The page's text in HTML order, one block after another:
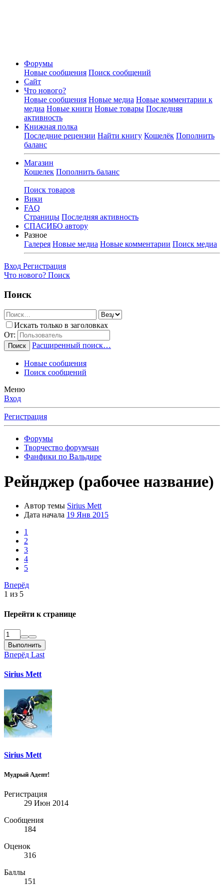
Форумы
Новые сообщения Поиск сообщений
Сайт
Что нового?
Новые сообщения Новые медиа Новые комментарии к
медиа Новые книги Новые товары Последняя
активность
Книжная полка
Последние рецензии Найти книгу Кошелёк Пополнить
баланс
Магазин
Кошелек Пополнить баланс
Поиск товаров
Вики
FAQ
Страницы Последняя активность
СПАСИБО автору
Разное
Галерея Новые медиа Новые комментарии Поиск медиа
Вход Регистрация
Что нового? Поиск
Поиск
Искать только в заголовках
От:
Поиск Расширенный поиск…
Новые сообщения
Поиск сообщений
Меню
Вход
Регистрация
Форумы
Творчество форумчан
Фанфики по Вальдире
Рейнджер (рабочее название)
Автор темы Sirius Mett
Дата начала 19 Янв 2015
1
2
3
4
5
Вперёд
1 из 5
Перейти к странице
Выполнить
Вперёд Last
Sirius Mett
Sirius Mett
Мудрый Адепт!
Регистрация
29 Июн 2014
Сообщения
184
Оценок
316
Баллы
151